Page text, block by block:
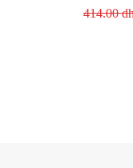
414.00